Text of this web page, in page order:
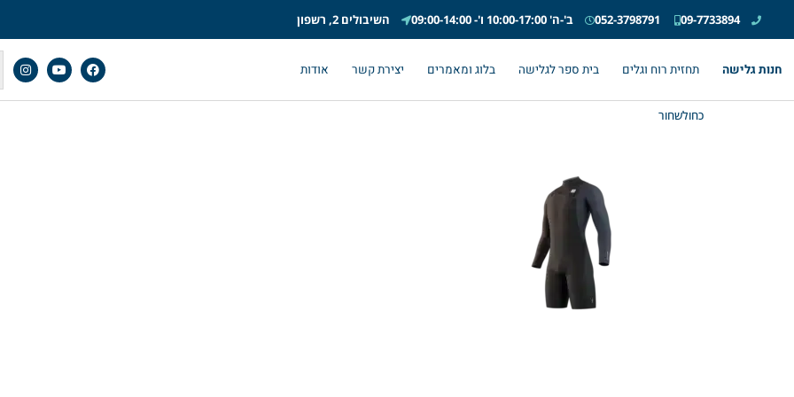
09-7733894
052-3798791 ב'-ה' 10:00-17:00 ו'- 09:00-14:00 השיבולים 2, רשפון
חנות גלישה תחזית רוח וגלים בית ספר לגלישה בלוג ומאמרים יצירת קשר אודות
כחולשחור